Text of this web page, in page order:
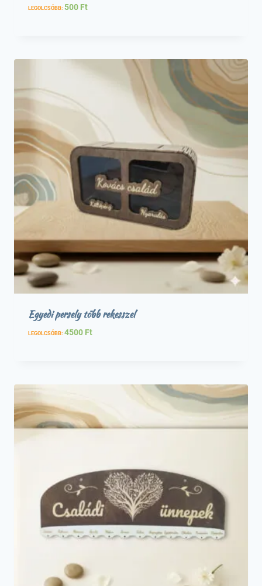
LEGOLCSÓBB: 500 Ft
Egyedi persely több rekesszel
LEGOLCSÓBB: 4500 Ft